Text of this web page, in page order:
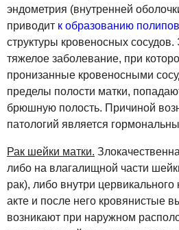
эндометрия (внутренней
приводит к образованию полипов
структуры кровеносных
тяжелое заболевание, при
пронизанные кровеносными
пределы полости матки,
брюшную полость. Причиной
патологий является
Рак шейки матки.
либо на влагалищной части
рак), либо внутри
акте и после него кровянистые
возникают при наружном